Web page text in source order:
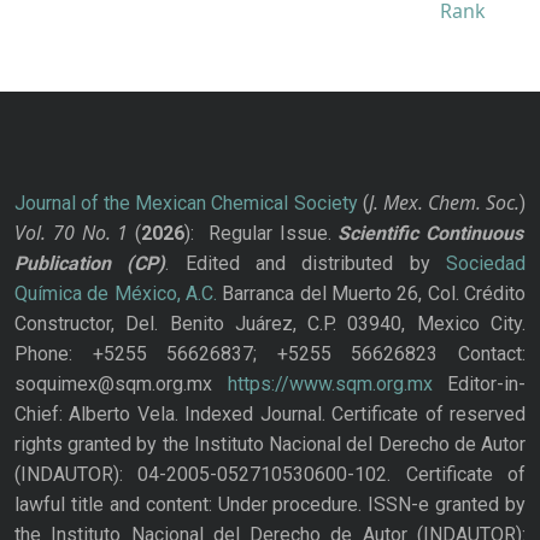
Journal of the Mexican Chemical Society(J. Mex. Chem. Soc.)
Vol. 70 No. 1 (2026): Regular Issue. Scientific Continuous
Publication
(CP). Edited and distributed bySociedad
Química de México, A.C. Barranca del Muerto 26, Col. Crédito
Constructor, Del. Benito Juárez, C.P. 03940, Mexico City.
Phone: +5255 56626837; +5255 56626823 Contact:
soquimex@sqm.org.mx
https://www.sqm.org.mxEditor-in-
Chief: Alberto Vela. Indexed Journal. Certificate of reserved
rights granted by the Instituto Nacional del Derecho de Autor
(INDAUTOR): 04-2005-052710530600-102. Certificate of
lawful title and content: Under procedure. ISSN-e granted by
the Instituto Nacional del Derecho de Autor (INDAUTOR):